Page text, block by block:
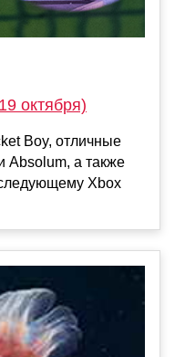
октября)
Boy, отличные
Absolum, а также
Xbox